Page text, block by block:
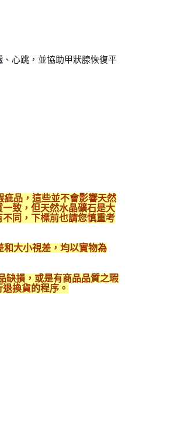
心跳，並協助甲狀腺恢復平
品，這些並不會影響天然
致，但天然水晶礦石是大
同，下標前也請您慎重考
和大小視差，均以實物為
缺損，或是有商品品質之瑕
換貨的程序。